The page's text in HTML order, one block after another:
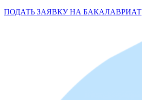
ПОДАТЬ ЗАЯВКУ НА БАКАЛАВРИАТ